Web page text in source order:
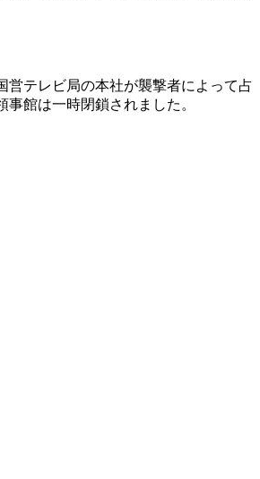
営テレビ局の本社が襲撃者によって占
館は一時閉鎖されました。